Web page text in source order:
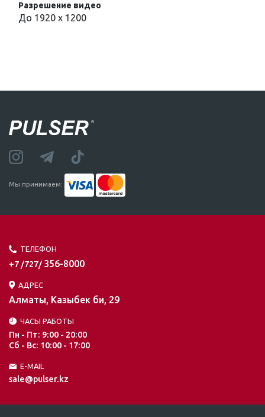
Разрешение видео
До 1920 x 1200
Мы принимаем:
ТЕЛЕФОН
+7 /727/ 356-8000
АДРЕС
Алматы, Казыбек би, 29
ЧАСЫ РАБОТЫ
Пн - Пт: 9:00 - 20:00
Сб - Вс: 10:00 - 17:00
E-MAIL
sale@pulser.kz